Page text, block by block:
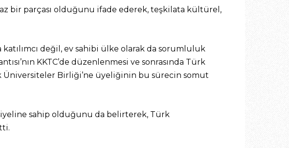
bir parçası olduğunu ifade ederek, teşkilata kültürel,
değil, ev sahibi ülke olarak da sorumluluk
KKTC’de düzenlenmesi ve sonrasında Türk
Üniversiteler Birliği’ne üyeliğinin bu sürecin somut
sahip olduğunu da belirterek, Türk